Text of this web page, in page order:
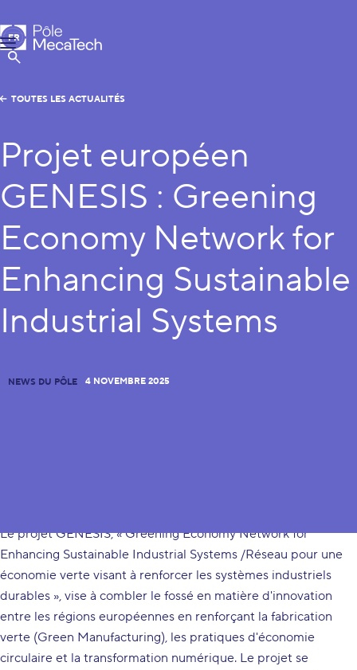
Pôle MecaTech
Menu
Afficher la Recherche
FR
EN
TOUTES LES ACTUALITÉS
Projet européen
GENESIS : Greening
Economy Network for
Enhancing Sustainable
Industrial Systems
NEWS DU PÔLE 4 NOVEMBRE 2025
Le projet GENESIS, « Greening Economy Network for
Enhancing Sustainable Industrial Systems /Réseau pour une
économie verte visant à renforcer les systèmes industriels
durables », vise à combler le fossé en matière d'innovation
entre les régions européennes en renforçant la fabrication
verte (Green Manufacturing), les pratiques d'économie
circulaire et la transformation numérique. Le projet se